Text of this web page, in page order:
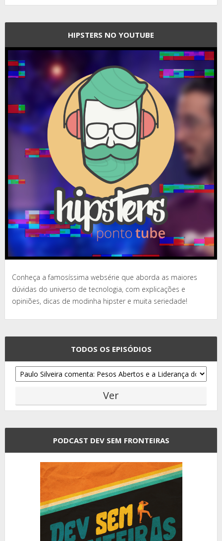
HIPSTERS NO YOUTUBE
Conheça a famosíssima websérie que aborda as maiores
dúvidas do universo de tecnologia, com explicações e
opiniões, dicas de modinha hipster e muita seriedade!
TODOS OS EPISÓDIOS
PODCAST DEV SEM FRONTEIRAS